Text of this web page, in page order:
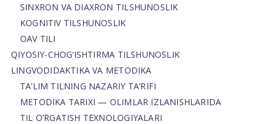
SINXRON VA DIAXRON TILSHUNOSLIK
KOGNITIV TILSHUNOSLIK
OAV TILI
QIYOSIY-CHOG‘ISHTIRMA TILSHUNOSLIK
LINGVODIDAKTIKA VA METODIKA
TA’LIM TILNING NAZARIY TA’RIFI
METODIKA TARIXI — OLIMLAR IZLANISHLARIDA
TIL O’RGATISH TEXNOLOGIYALARI